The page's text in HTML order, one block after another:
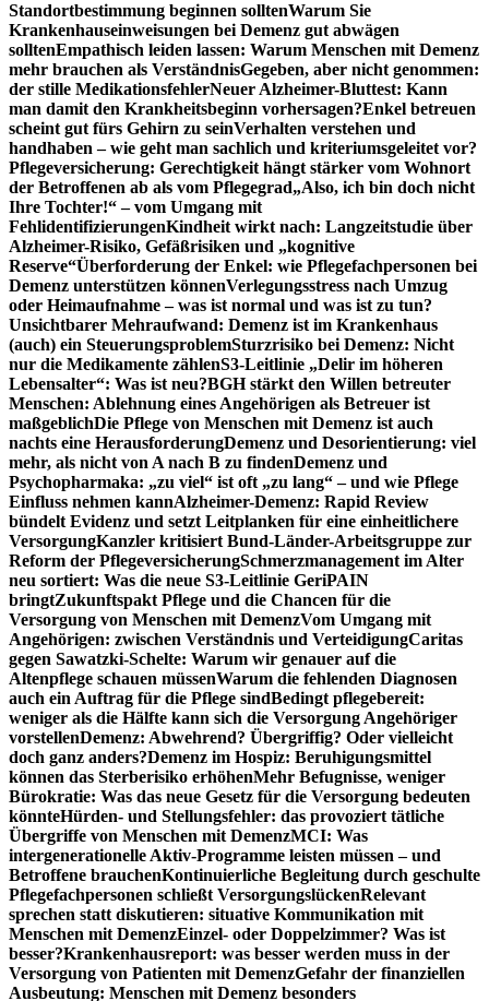
Standortbestimmung beginnen solltenWarum Sie
Krankenhauseinweisungen bei Demenz gut abwägen
solltenEmpathisch leiden lassen: Warum Menschen mit Demenz
mehr brauchen als VerständnisGegeben, aber nicht genommen:
der stille MedikationsfehlerNeuer Alzheimer-Bluttest: Kann
man damit den Krankheitsbeginn vorhersagen?Enkel betreuen
scheint gut fürs Gehirn zu seinVerhalten verstehen und
handhaben – wie geht man sachlich und kriteriumsgeleitet vor?
Pflegeversicherung: Gerechtigkeit hängt stärker vom Wohnort
der Betroffenen ab als vom Pflegegrad„Also, ich bin doch nicht
Ihre Tochter!“ – vom Umgang mit
FehlidentifizierungenKindheit wirkt nach: Langzeitstudie über
Alzheimer-Risiko, Gefäßrisiken und „kognitive
Reserve“Überforderung der Enkel: wie Pflegefachpersonen bei
Demenz unterstützen könnenVerlegungsstress nach Umzug
oder Heimaufnahme – was ist normal und was ist zu tun?
Unsichtbarer Mehraufwand: Demenz ist im Krankenhaus
(auch) ein SteuerungsproblemSturzrisiko bei Demenz: Nicht
nur die Medikamente zählenS3-Leitlinie „Delir im höheren
Lebensalter“: Was ist neu?BGH stärkt den Willen betreuter
Menschen: Ablehnung eines Angehörigen als Betreuer ist
maßgeblichDie Pflege von Menschen mit Demenz ist auch
nachts eine HerausforderungDemenz und Desorientierung: viel
mehr, als nicht von A nach B zu findenDemenz und
Psychopharmaka: „zu viel“ ist oft „zu lang“ – und wie Pflege
Einfluss nehmen kannAlzheimer-Demenz: Rapid Review
bündelt Evidenz und setzt Leitplanken für eine einheitlichere
VersorgungKanzler kritisiert Bund-Länder-Arbeitsgruppe zur
Reform der PflegeversicherungSchmerzmanagement im Alter
neu sortiert: Was die neue S3-Leitlinie GeriPAIN
bringtZukunftspakt Pflege und die Chancen für die
Versorgung von Menschen mit DemenzVom Umgang mit
Angehörigen: zwischen Verständnis und VerteidigungCaritas
gegen Sawatzki-Schelte: Warum wir genauer auf die
Altenpflege schauen müssenWarum die fehlenden Diagnosen
auch ein Auftrag für die Pflege sindBedingt pflegebereit:
weniger als die Hälfte kann sich die Versorgung Angehöriger
vorstellenDemenz: Abwehrend? Übergriffig? Oder vielleicht
doch ganz anders?Demenz im Hospiz: Beruhigungsmittel
können das Sterberisiko erhöhenMehr Befugnisse, weniger
Bürokratie: Was das neue Gesetz für die Versorgung bedeuten
könnteHürden- und Stellungsfehler: das provoziert tätliche
Übergriffe von Menschen mit DemenzMCI: Was
intergenerationelle Aktiv-Programme leisten müssen – und
Betroffene brauchenKontinuierliche Begleitung durch geschulte
Pflegefachpersonen schließt VersorgungslückenRelevant
sprechen statt diskutieren: situative Kommunikation mit
Menschen mit DemenzEinzel- oder Doppelzimmer? Was ist
besser?Krankenhausreport: was besser werden muss in der
Versorgung von Patienten mit DemenzGefahr der finanziellen
Ausbeutung: Menschen mit Demenz besonders